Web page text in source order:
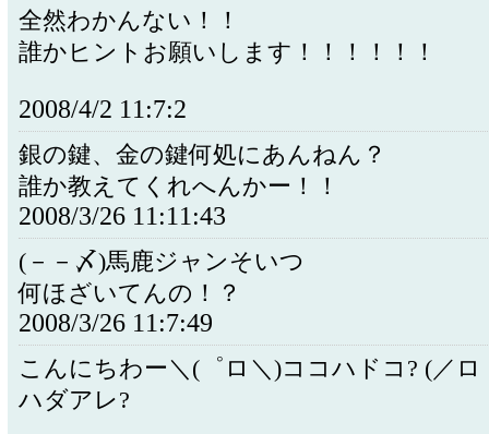
全然わかんない！！
誰かヒントお願いします！！！！！！
2008/4/2 11:7:2
銀の鍵、金の鍵何処にあんねん？
誰か教えてくれへんかー！！
2008/3/26 11:11:43
(－－〆)馬鹿ジャンそいつ
何ほざいてんの！？
2008/3/26 11:7:49
こんにちわー＼(゜ロ＼)ココハドコ? (／
ハダアレ?